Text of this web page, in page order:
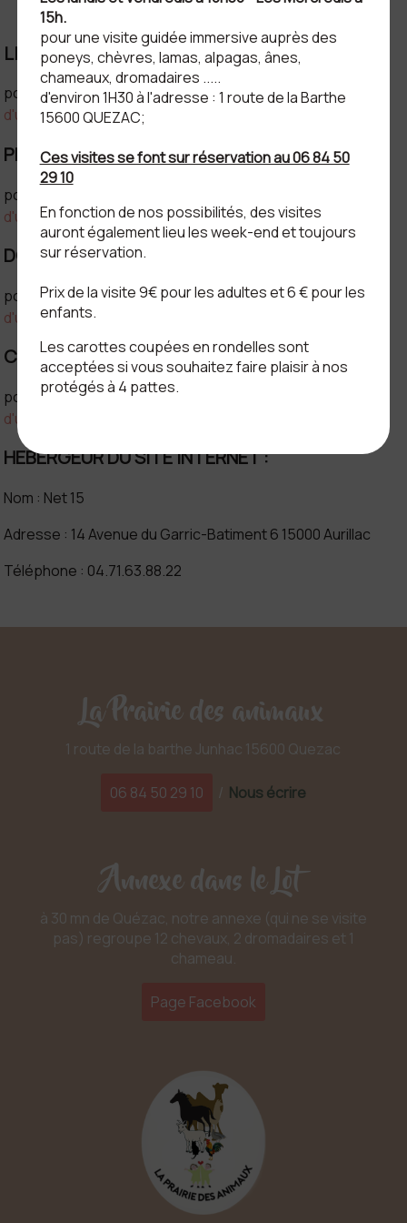
LIMITATION DE RESPONSABILITE :
pour en savoir plus consulter nos conditions générales
d'utilisation
PROPRIETE INTELLECTUELLE :
pour en savoir plus
d'utilisation
DONNEES A CARACTERE PERSONNEL :
pour en savoir plusconsulter nos conditions générales
d'utilisation
COOKIES :
pour en savoir plusconsulter nos conditions générales
d'utilisation
HEBERGEUR DU SITE INTERNET :
Nom : Net 15
Adresse : 14 Avenue du Garric-Batiment 6 15000 Aurillac
Téléphone : 04.71.63.88.22
La Prairie des animaux
1 route de la barthe Junhac 15600 Quezac
06 84 50 29 10 / Nous écrire
Annexe dans le Lot
à 30 mn de Quézac, notre annexe (qui ne se visite
pas) regroupe 12 chevaux, 2 dromadaires et 1
chameau.
Page Facebook
15h.
pour une visite guidée immersive auprès des
poneys, chèvres, lamas, alpagas, ânes,
chameaux, dromadaires .....
d'environ 1H30 à l'adresse : 1 route de la Barthe
15600 QUEZAC;
Ces visites se font sur réservation au 06 84 50
29 10
En fonction de nos possibilités, des visites
auront également lieu les week-end et toujours
sur réservation.
Prix de la visite 9€ pour les adultes et 6 € pour les
enfants.
Les carottes coupées en rondelles sont
acceptées si vous souhaitez faire plaisir à nos
protégés à 4 pattes.